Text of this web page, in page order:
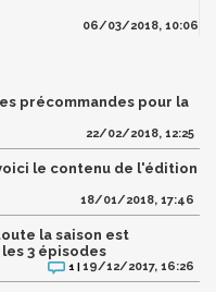
06/03/2018, 10:06
précommandes pour la
22/02/2018, 12:25
le contenu de l'édition
18/01/2018, 17:46
la saison est
3 épisodes
1 | 19/12/2017, 16:26